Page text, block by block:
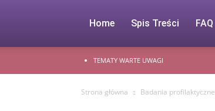
Home Spis Treści FAQ
TEMATY WARTE UWAGI
Strona główna Badania profilaktyczne